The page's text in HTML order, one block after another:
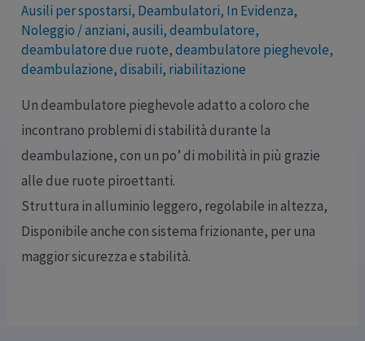
Ausili per spostarsi, Deambulatori, In Evidenza,
Noleggio /anziani,ausili,deambulatore,
deambulatore due ruote,deambulatore pieghevole,
deambulazione,disabili, riabilitazione
Un deambulatore pieghevole adatto a coloro che
incontrano problemi di stabilità durante la
deambulazione, con un po’ di mobilità in più grazie
alle due ruote piroettanti.
Struttura in alluminio leggero, regolabile in altezza,
Disponibile anche con sistema frizionante, per una
maggior sicurezza e stabilità.